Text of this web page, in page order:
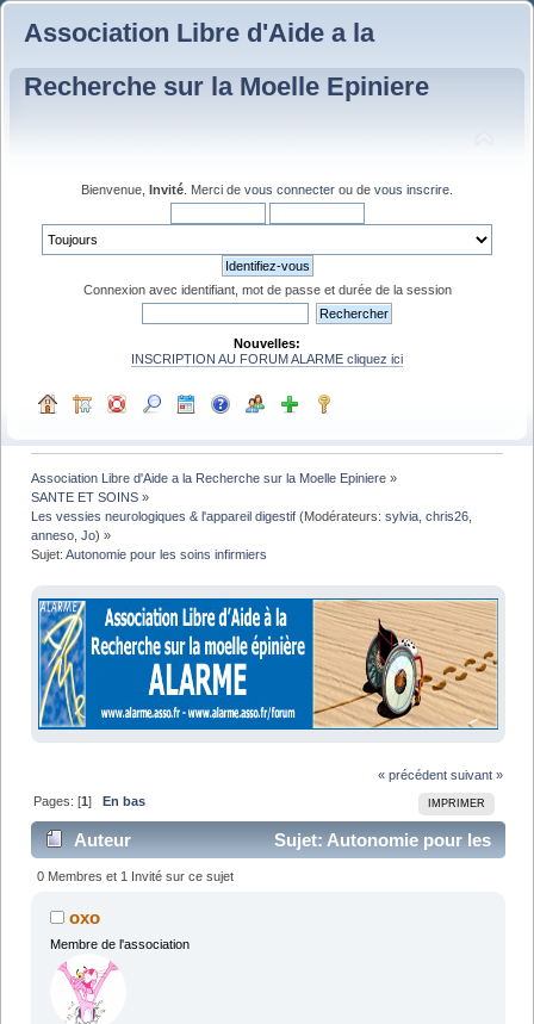
Association Libre d'Aide a la
Recherche sur la Moelle Epiniere
Bienvenue, Invité . Merci de vous connecter ou de vous inscrire
Connexion avec identifiant, mot de passe et durée de la session
Nouvelles:
INSCRIPTION AU FORUM ALARME cliquez ici
Association Libre d'Aide a la Recherche sur la Moelle Epiniere »
SANTE ET SOINS »
Les vessies neurologiques & l'appareil digestif (Modérateurs:sylvia ,chris26
anneso ,Jo) »
Sujet:Autonomie pour les soins infirmiers
« précédent suivant »
IMPRIMER
Pages: [1] En bas
Auteur
Sujet: Autonomie pour les
soins infirmiers (Lu 22984 fois)
0 Membres et 1 Invité sur ce sujet
oxo
Membre de l'association